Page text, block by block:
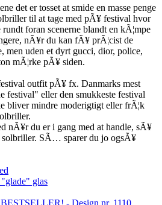
det er tosset at smide en masse penge
til at tage med pÃ¥ festival hvor
foran scenerne blandt en kÃ¦mpe
nÃ¥r du kan fÃ¥ prÃ¦cist de
men uden et dyrt gucci, dior, police,
mÃ¦rke pÃ¥ siden.
outfit pÃ¥ fx. Danmarks mest
festival" eller den smukkeste festival
bliver mindre moderigtigt eller frÃ¦k
nÃ¥r du er i gang med at handle, sÃ¥
solbriller. SÃ… sparer du jo ogsÃ¥
glas